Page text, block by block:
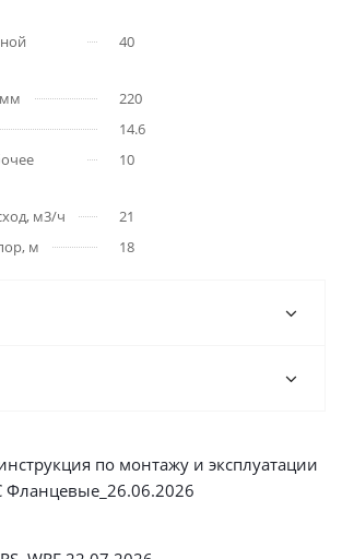
40
220
14.6
10
м3/ч
21
м
18
по монтажу и эксплуатации
Фланцевые_26.06.2026